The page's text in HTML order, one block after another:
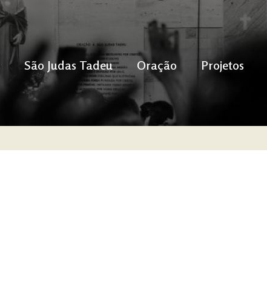
São Judas Tadeu Oração Projetos